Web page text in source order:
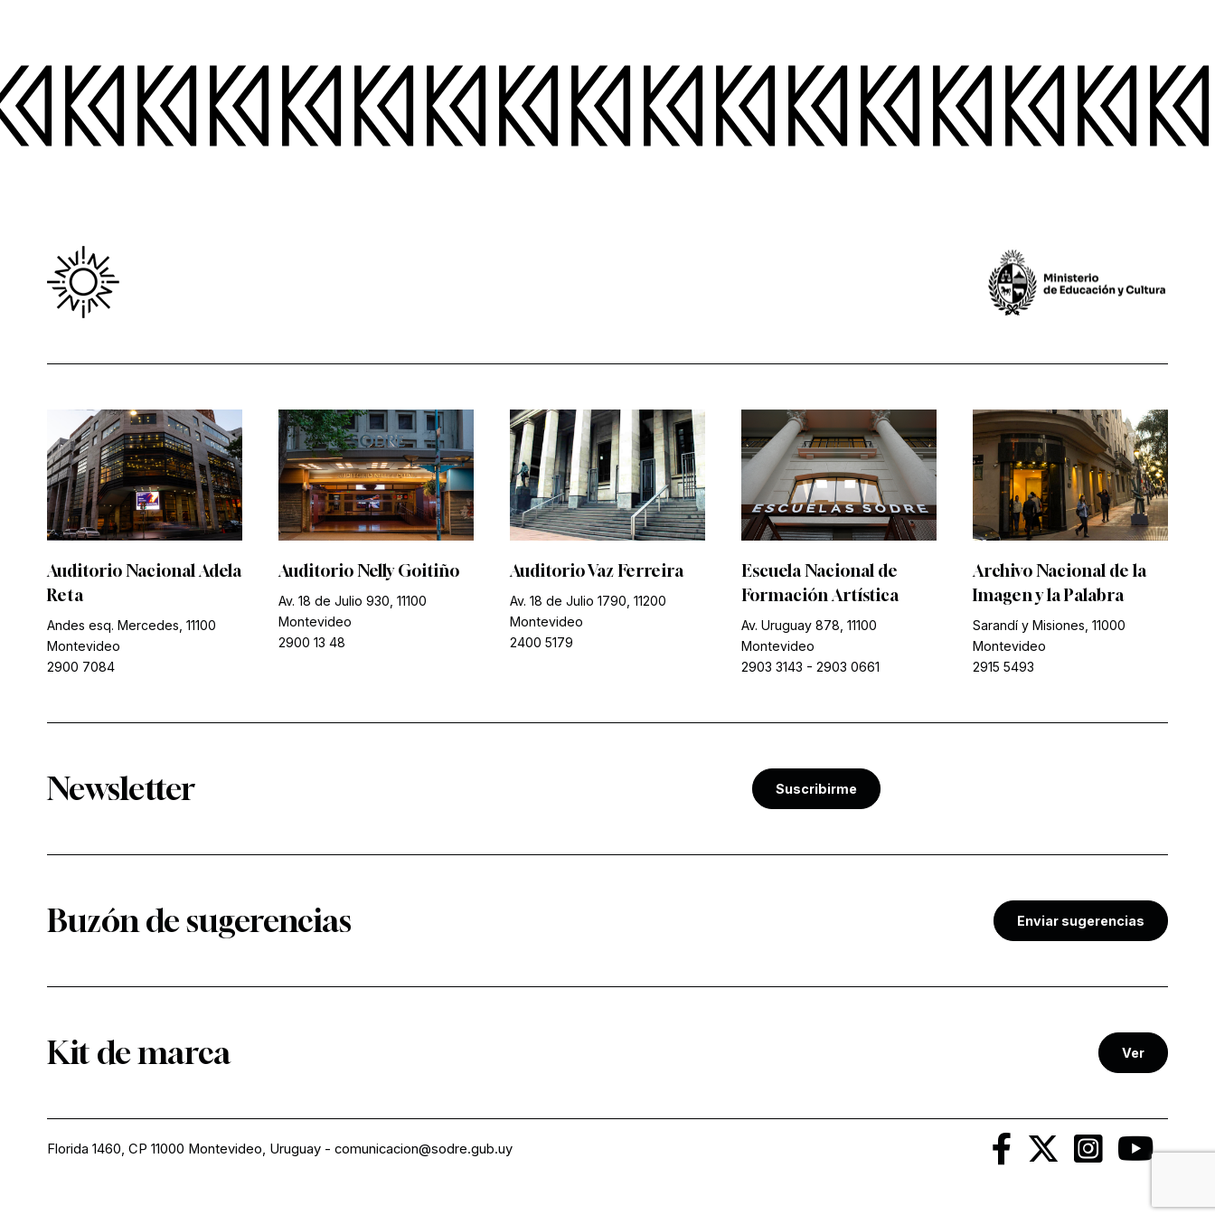
Auditorio Nacional Adela
Reta
Andes esq. Mercedes, 11100
Montevideo
2900 7084
Auditorio Nelly Goitiño
Av. 18 de Julio 930, 11100
Montevideo
2900 13 48
Auditorio Vaz Ferreira
Av. 18 de Julio 1790, 11200
Montevideo
2400 5179
Escuela Nacional de
Formación Artística
Av. Uruguay 878, 11100
Montevideo
2903 3143 - 2903 0661
Archivo Nacional de la
Imagen y la Palabra
Sarandí y Misiones, 11000
Montevideo
2915 5493
Newsletter Suscribirme
Buzón de sugerencias Enviar sugerencias
Kit de marca Ver
Florida 1460, CP 11000 Montevideo, Uruguay - comunicacion@sodre.gub.uy